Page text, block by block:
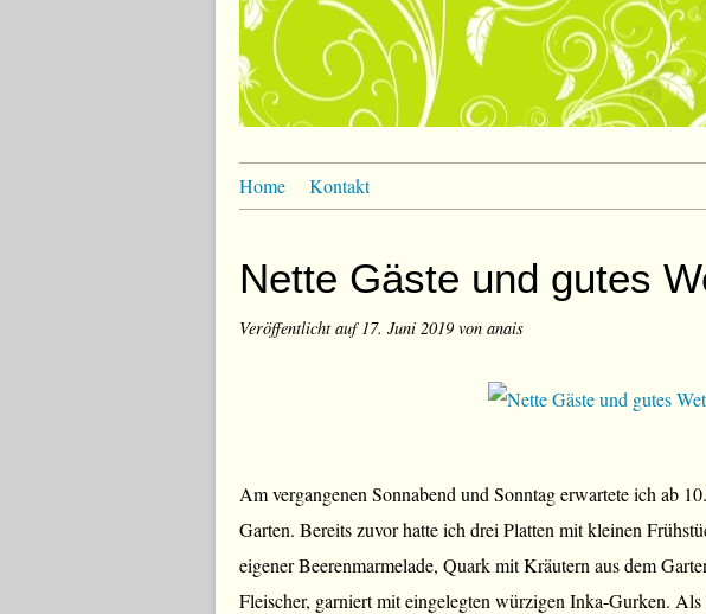
Home Kontakt
Nette Gäste und gutes
Veröffentlicht auf17. Juni 2019 von anais
Am vergangenen Sonnabend und Sonntag erwartete ich ab
Garten. Bereits zuvor hatte ich drei Platten mit kleinen
eigener Beerenmarmelade, Quark mit Kräutern aus dem
Fleischer, garniert mit eingelegten würzigen Inka-Gurken. Als